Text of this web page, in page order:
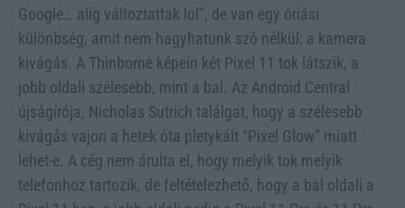
Google… alig változtattak lol”, de van egy óriási
különbség, amit nem hagyhatunk szó nélkül: a kamera
kivágás. A Thinborne képein két Pixel 11 tok látszik, a
jobb oldali szélesebb, mint a bal. Az Android Central
újságírója, Nicholas Sutrich találgat, hogy a szélesebb
kivágás vajon a hetek óta pletykált “Pixel Glow” miatt
lehet-e. A cég nem árulta el, hogy melyik tok melyik
telefonhoz tartozik, de feltételezhető, hogy a bal oldali a